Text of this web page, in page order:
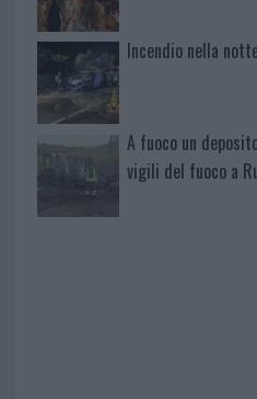
Incendio nella
A fuoco un
vigili del fuoco a